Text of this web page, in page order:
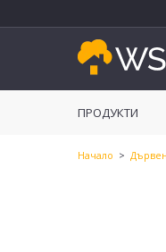
ПРОДУКТИ
Начало >